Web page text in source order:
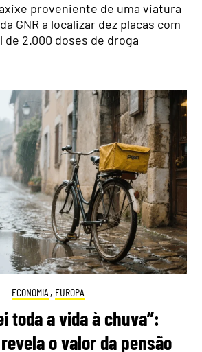
proveniente de uma viatura
GNR a localizar dez placas com
de 2.000 doses de droga
ECONOMIA , EUROPA
toda a vida à chuva”:
o valor da pensão